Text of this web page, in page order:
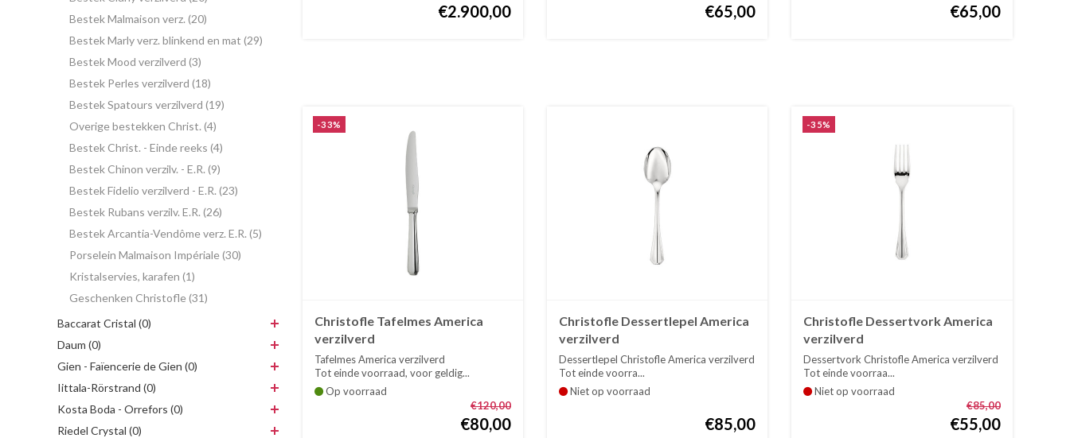
Bestek Malmaison verz. (20)
Bestek Marly verz. blinkend en mat (29)
Bestek Mood verzilverd (3)
Bestek Perles verzilverd (18)
Bestek Spatours verzilverd (19)
Overige bestekken Christ. (4)
Bestek Christ. - Einde reeks (4)
Bestek Chinon verzilv. - E.R. (9)
Bestek Fidelio verzilverd - E.R. (23)
Bestek Rubans verzilv. E.R. (26)
Bestek Arcantia-Vendôme verz. E.R. (5)
Porselein Malmaison Impériale (30)
Kristalservies, karafen (1)
Geschenken Christofle (31)
Baccarat Cristal (0)
Daum (0)
Gien - Faïencerie de Gien (0)
Iittala-Rörstrand (0)
Kosta Boda - Orrefors (0)
Riedel Crystal (0)
€2.900,00 €65,00 €65,00
-33%
Christofle Tafelmes America
verzilverd
Tafelmes America verzilverd
Tot einde voorraad, voor geldig...
Op voorraad
€120,00
€80,00
Christofle Dessertlepel America
verzilverd
Dessertlepel Christofle America verzilverd
Tot einde voorra...
Niet op voorraad
€85,00
-35%
Christofle Dessertvork America
verzilverd
Dessertvork Christofle America verzilverd
Tot einde voorraa...
Niet op voorraad
€85,00
€55,00